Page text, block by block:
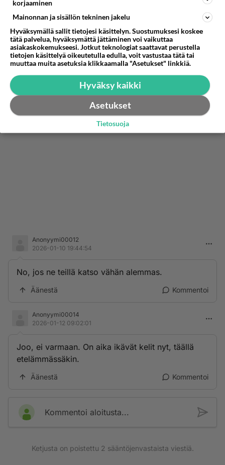
Anonyymi00012
2026-01-10 19:44:54
No, jos ne teillä katso vähän alemmas.
Äänestä Kommentoi
Anonyymi00014
2026-01-12 09:02:01
Joo, ei varmaan. On aika ikävät kelit nyt, täällä
etelämmässäkin.
Äänestä Kommentoi
Kommentoi aloitusta...
Ketjusta on poistettu 2 sääntöjenvastaista viestiä.
korjaaminen
Mainonnan ja sisällön tekninen jakelu
Hyväksymällä sallit tietojesi käsittelyn. Suostumuksesi koskee
tätä palvelua, hyväksymättä jättäminen voi vaikuttaa
asiakaskokemukseesi. Jotkut teknologiat saattavat perustella
tietojen käsittelyä oikeutetulla edulla, voit vastustaa tätä tai
muuttaa muita asetuksia klikkaamalla "Asetukset" linkkiä.
Hyväksy kaikki
Asetukset
Tietosuoja